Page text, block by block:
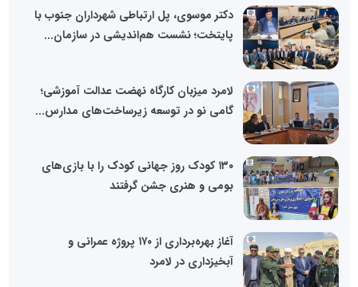
دکتر موسوی، پل ارتباطی شهرداران جنوب با
پایتخت؛ نشست هم‌اندیشی در سازمان...
لامرد میزبان کارگاه نهضت عدالت آموزشی؛
گامی نو در توسعه زیرساخت‌های مدارس...
۱۳۰ کودک روز جهانی کودک را با بازی‌های
بومی و هنری جشن گرفتند
آغاز بهره‌برداری از ۱۷۰ پروژه عمرانی و
آبخیزداری در لامرد